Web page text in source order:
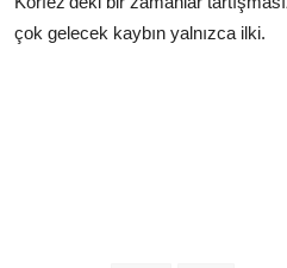
çok gelecek kaybın yalnızca ilki.